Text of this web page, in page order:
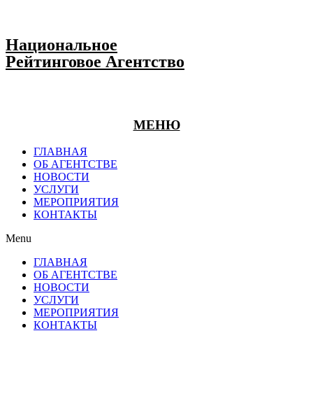
Национальное
Рейтинговое Агентство
МЕНЮ
ГЛАВНАЯ
ОБ АГЕНТСТВЕ
НОВОСТИ
УСЛУГИ
МЕРОПРИЯТИЯ
КОНТАКТЫ
Menu
ГЛАВНАЯ
ОБ АГЕНТСТВЕ
НОВОСТИ
УСЛУГИ
МЕРОПРИЯТИЯ
КОНТАКТЫ